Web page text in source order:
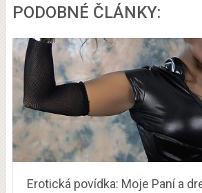
PODOBNÉ ČLÁNKY:
Erotická povídka: Moje Paní a